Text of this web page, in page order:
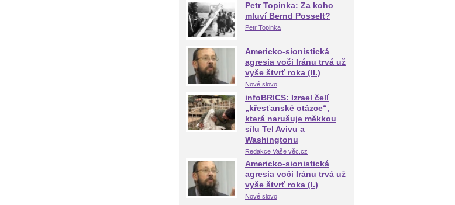
Petr Topinka: Za koho
mluví Bernd Posselt?
Petr Topinka
Americko-sionistická
agresia voči Iránu trvá už
vyše štvrť roka (II.)
Nové slovo
infoBRICS: Izrael čelí
„křesťanské otázce“,
která narušuje měkkou
sílu Tel Avivu a
Washingtonu
Redakce Vaše věc.cz
Americko-sionistická
agresia voči Iránu trvá už
vyše štvrť roka (I.)
Nové slovo